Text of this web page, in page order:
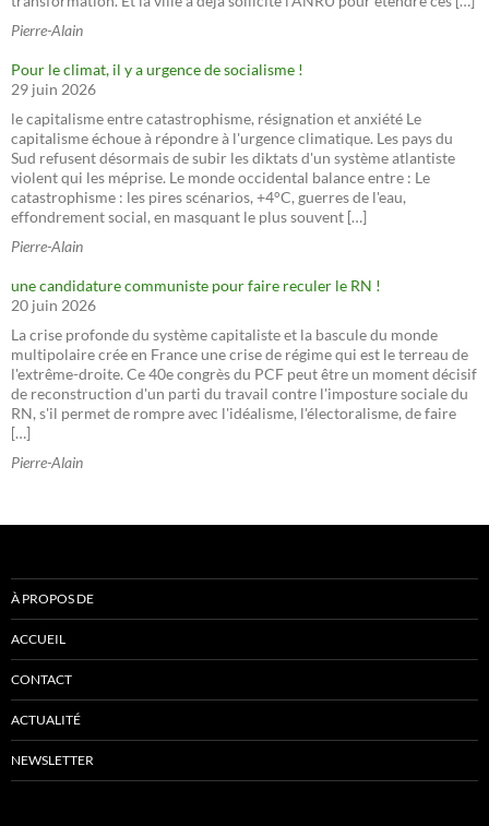
Pierre-Alain
Pour le climat, il y a urgence de socialisme !
29 juin 2026
le capitalisme entre catastrophisme, résignation et anxiété Le
capitalisme échoue à répondre à l'urgence climatique. Les pays du
Sud refusent désormais de subir les diktats d'un système atlantiste
violent qui les méprise. Le monde occidental balance entre : Le
catastrophisme : les pires scénarios, +4°C, guerres de l'eau,
effondrement social, en masquant le plus souvent […]
Pierre-Alain
une candidature communiste pour faire reculer le RN !
20 juin 2026
La crise profonde du système capitaliste et la bascule du monde
multipolaire crée en France une crise de régime qui est le terreau de
l'extrême-droite. Ce 40e congrès du PCF peut être un moment décisif
de reconstruction d'un parti du travail contre l'imposture sociale du
RN, s'il permet de rompre avec l'idéalisme, l'électoralisme, de faire
[…]
Pierre-Alain
À PROPOS DE
ACCUEIL
CONTACT
ACTUALITÉ
NEWSLETTER